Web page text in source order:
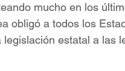
mucho en los
obligó a todos los
estatal a las